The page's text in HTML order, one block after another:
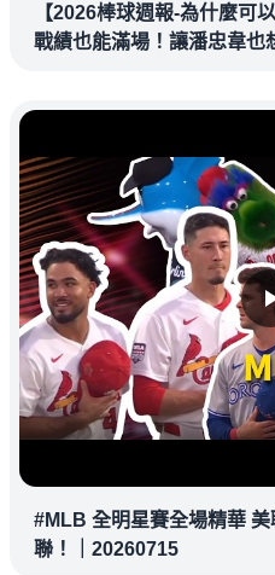
【2026棒球週報-為什麼可
戰績也能滿場！讓潘忠韋也
#MLB 全明星賽全場精華
聯！｜20260715